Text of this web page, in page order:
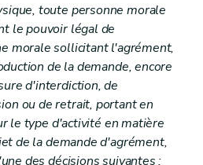
toute personne morale
le pouvoir légal de
morale sollicitant l'agrément,
de la demande, encore
d'interdiction, de
ou de retrait, portant en
le type d'activité en matière
de la demande d'agrément,
des décisions suivantes :